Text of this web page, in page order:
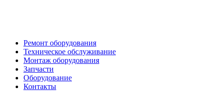
Ремонт оборудования
Техническое обслуживание
Монтаж оборудования
Запчасти
Оборудование
Контакты